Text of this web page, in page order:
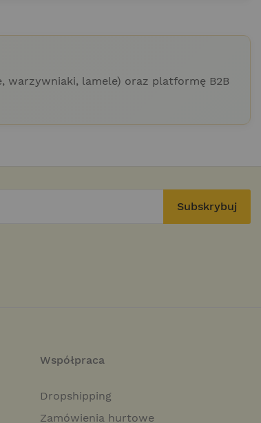
warzywniaki, lamele) oraz platformę B2B
Subskrybuj
Współpraca
Dropshipping
Zamówienia hurtowe